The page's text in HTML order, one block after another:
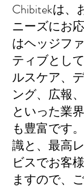
Chibitekは、
ニーズにお
はヘッジフ
ティブとし
ルスケア、
ング、広報
といった業
も豊富です
識と、最高
ビスでお客
ますので、